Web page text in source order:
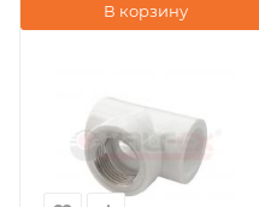
В корзину